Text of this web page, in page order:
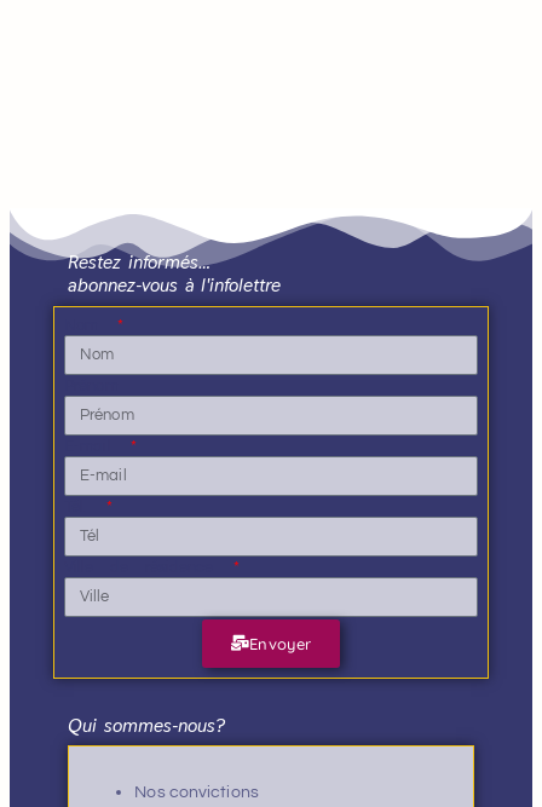
Restez informés…
abonnez-vous à l'infolettre
Envoyer
Qui sommes-nous?
Nos convictions